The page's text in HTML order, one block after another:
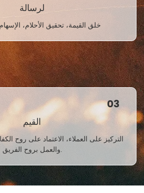
لرسالة
خلق القيمة، تحقيق الأحلام،
03
القيم
التركيز على العملاء، الاعتماد على روح
والعمل بروح الفريق.